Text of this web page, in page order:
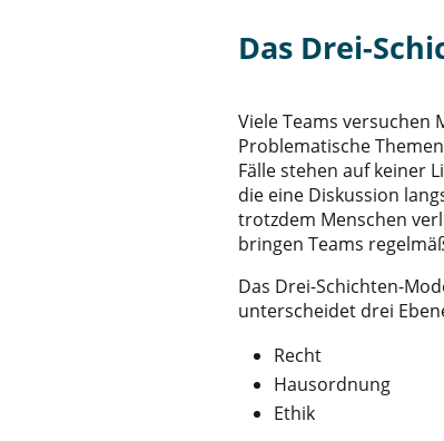
Das Drei-
Viele Teams versuchen
Problematische
Fälle stehen auf keiner
die eine Diskussion
trotzdem Menschen
bringen Teams
Das Drei-Schichten-
unterscheidet drei
Recht
Hausordnung
Ethik